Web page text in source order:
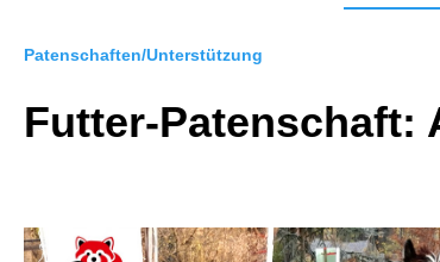
Patenschaften/Unterstützung
Futter-Patenschaft: